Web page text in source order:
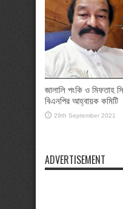
জালালি পংকি ও মিফতাহ
বিএনপির আহ্বায়ক কমিটি
29th September 2021
ADVERTISEMENT